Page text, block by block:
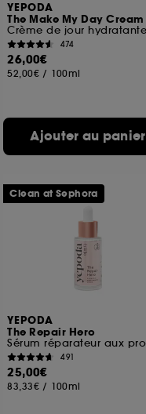
YEPODA
The Make My Day Cream
474
26,00€
52,00€ / 100ml
Ajouter au panier
YEPODA
The Repair Hero
491
25,00€
83,33€ / 100ml
Clean at Sephora